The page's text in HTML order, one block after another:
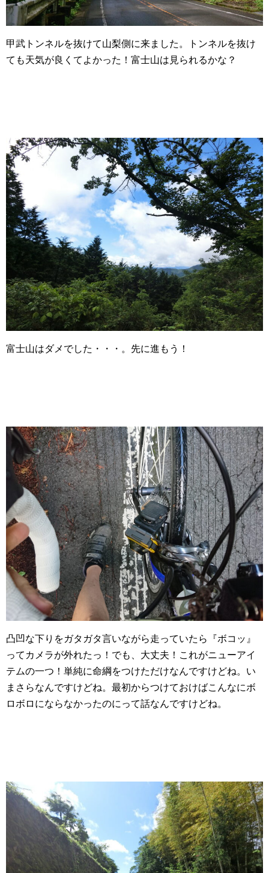
甲武トンネルを抜けて山梨側に来ました。トンネルを抜け
ても天気が良くてよかった！富士山は見られるかな？
富士山はダメでした・・・。先に進もう！
凸凹な下りをガタガタ言いながら走っていたら『ボコッ』
ってカメラが外れたっ！でも、大丈夫！これがニューアイ
テムの一つ！単純に命綱をつけただけなんですけどね。い
まさらなんですけどね。最初からつけておけばこんなにボ
ロボロにならなかったのにって話なんですけどね。